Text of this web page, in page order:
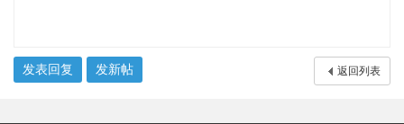
发表回复 发新帖 返回列表